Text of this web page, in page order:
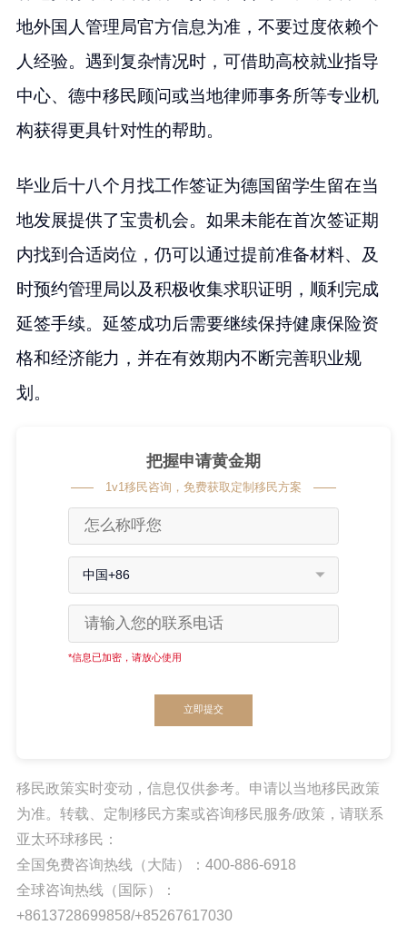
地外国人管理局官方信息为准，不要过度依赖个
人经验。遇到复杂情况时，可借助高校就业指导
中心、德中移民顾问或当地律师事务所等专业机
构获得更具针对性的帮助。
毕业后十八个月找工作签证为德国留学生留在当
地发展提供了宝贵机会。如果未能在首次签证期
内找到合适岗位，仍可以通过提前准备材料、及
时预约管理局以及积极收集求职证明，顺利完成
延签手续。延签成功后需要继续保持健康保险资
格和经济能力，并在有效期内不断完善职业规
划。
把握申请黄金期
1v1移民咨询，免费获取定制移民方案
中国+86
*信息已加密，请放心使用
立即提交
移民政策实时变动，信息仅供参考。申请以当地移民政策
为准。转载、定制移民方案或咨询移民服务/政策，请联系
亚太环球移民：
全国免费咨询热线（大陆）：400-886-6918
全球咨询热线（国际）：
+8613728699858/+85267617030